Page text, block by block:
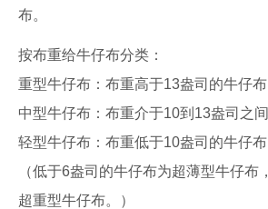
布。
按布重给牛仔布分类：
重型牛仔布：布重高于13盎司的牛仔布
中型牛仔布：布重介于10到13盎司之间
轻型牛仔布：布重低于10盎司的牛仔布
（低于6盎司的牛仔布为超薄型牛仔布
超重型牛仔布。）